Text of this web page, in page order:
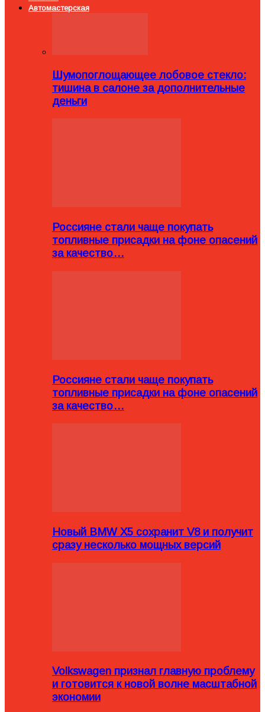
Автомастерская
Шумопоглощающее лобовое стекло:
тишина в салоне за дополнительные
деньги
Россияне стали чаще покупать
топливные присадки на фоне опасений
за качество…
Россияне стали чаще покупать
топливные присадки на фоне опасений
за качество…
Новый BMW X5 сохранит V8 и получит
сразу несколько мощных версий
Volkswagen признал главную проблему
и готовится к новой волне масштабной
экономии